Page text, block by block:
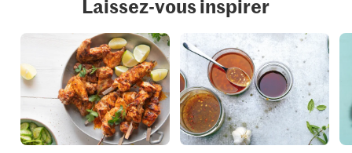
Laissez-vous inspirer